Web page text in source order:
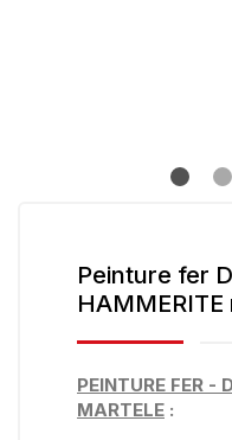
Peinture fer
PEINTURE FER -
MARTELE :